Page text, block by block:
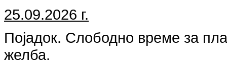
25.09.2026 г.
Појадок. Слободно време за
желба.